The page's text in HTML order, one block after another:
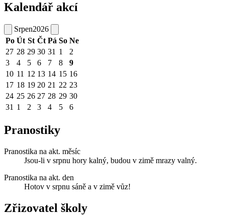
Kalendář akcí
Srpen2026
Po Út St Čt Pá So Ne
27 28 29 30 31 1
2
3
4 5 6 7 8
9
10 11 12 13 14 15 16
17 18 19 20 21 22 23
24 25 26 27 28 29 30
31 1 2 3 4 5 6
Pranostiky
Pranostika na akt. měsíc
Jsou-li v srpnu hory kalný, budou v zimě mrazy valný.
Pranostika na akt. den
Hotov v srpnu sáně a v zimě vůz!
Zřizovatel školy